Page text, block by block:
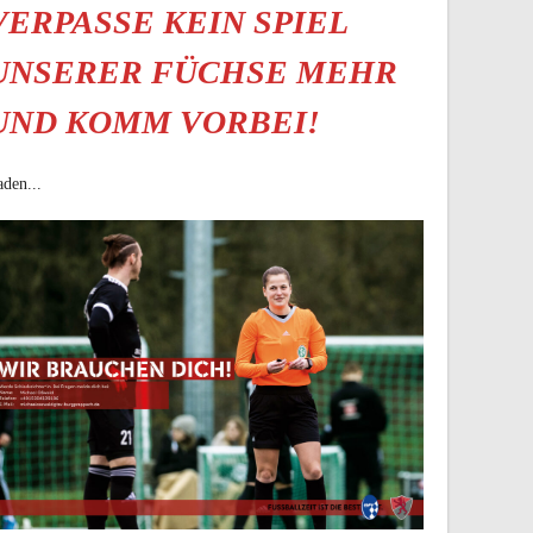
KEIN SPIEL
FÜCHSE MEHR
KOMM VORBEI!